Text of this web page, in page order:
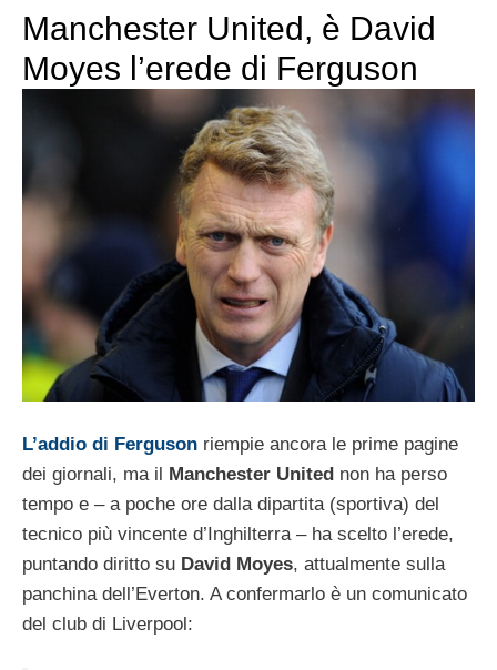
Manchester United, è David
Moyes l’erede di Ferguson
L’addio di Ferguson riempie ancora le prime pagine
dei giornali, ma il Manchester United non ha perso
tempo e – a poche ore dalla dipartita (sportiva) del
tecnico più vincente d’Inghilterra – ha scelto l’erede,
puntando diritto su David Moyes, attualmente sulla
panchina dell’Everton. A confermarlo è un comunicato
del club di Liverpool: